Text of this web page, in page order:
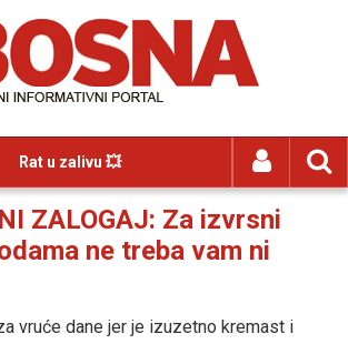
Rat u zalivu 💥
ZALOGAJ: Za izvrsni
ne treba vam ni
vruće dane jer je izuzetno kremast i